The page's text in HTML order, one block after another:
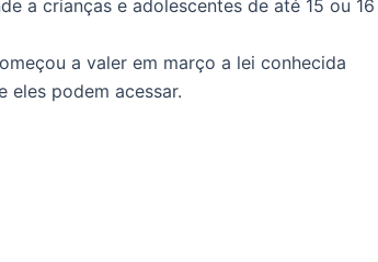
a crianças e adolescentes de até 15 ou 16
a valer em março a lei conhecida
eles podem acessar.